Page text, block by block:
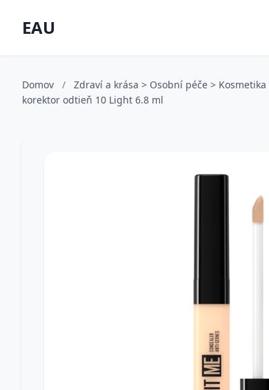
EAU
Domov / Zdraví a krása > Osobní péče >
korektor odtieň 10 Light 6.8 ml